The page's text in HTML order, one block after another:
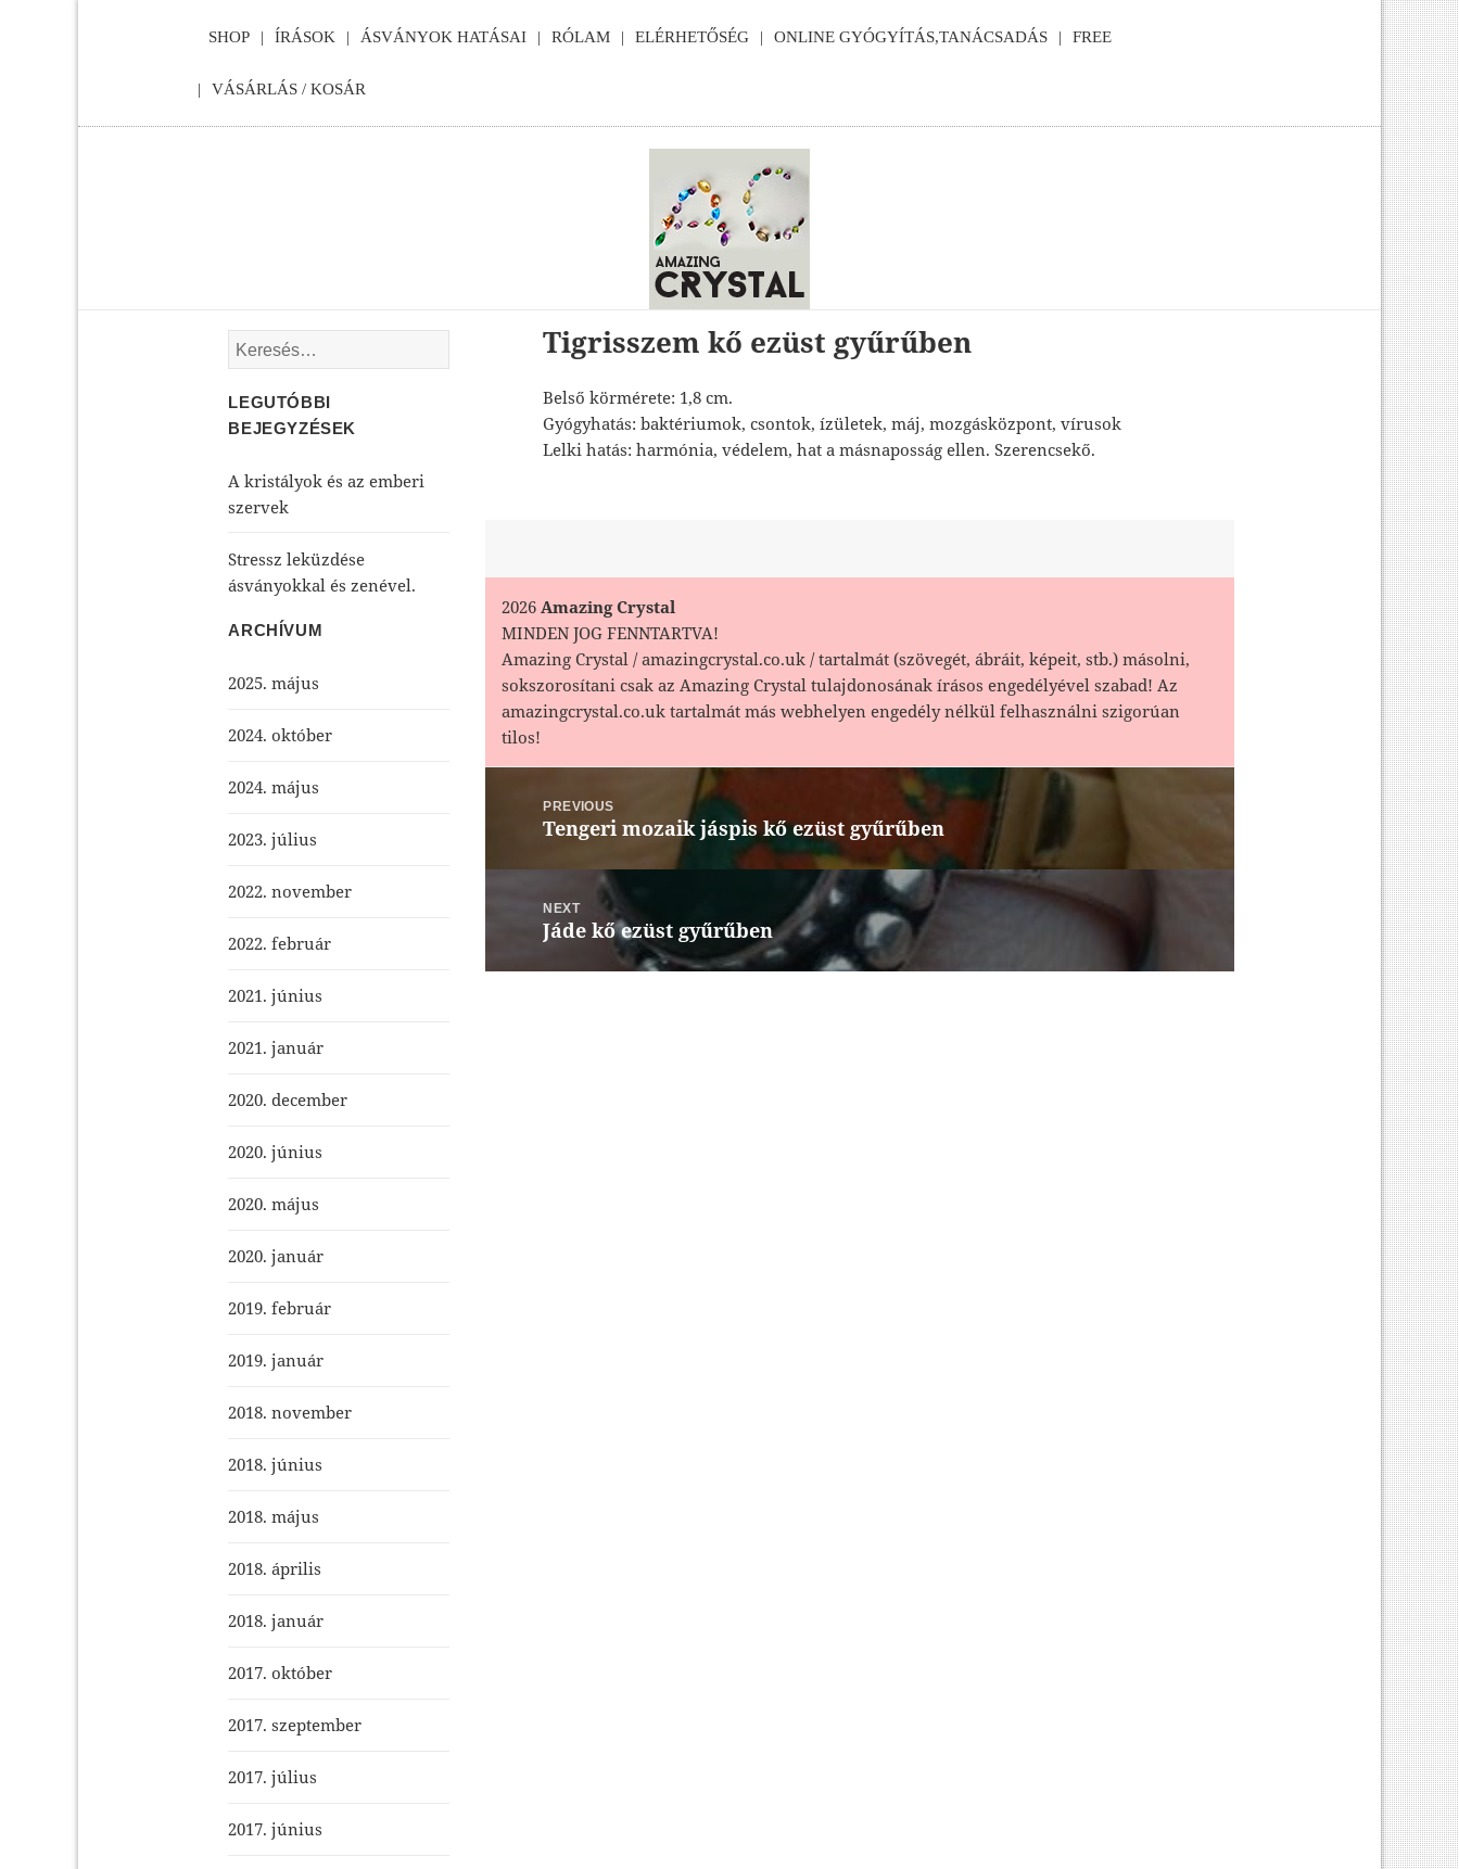
SHOP ÍRÁSOK ÁSVÁNYOK HATÁSAI RÓLAM ELÉRHETŐSÉG ONLINE GYÓGYÍTÁS,TANÁCSADÁS FREE
VÁSÁRLÁS / KOSÁR
Tigrisszem kő ezüst gyűrűben
Belső körmérete: 1,8 cm.
Gyógyhatás: baktériumok, csontok, ízületek, máj, mozgásközpont, vírusok
Lelki hatás: harmónia, védelem, hat a másnaposság ellen. Szerencsekő.
2026 Amazing Crystal
MINDEN JOG FENNTARTVA!
Amazing Crystal / amazingcrystal.co.uk / tartalmát (szövegét, ábráit, képeit, stb.) másolni,
sokszorosítani csak az Amazing Crystal tulajdonosának írásos engedélyével szabad! Az
amazingcrystal.co.uk tartalmát más webhelyen engedély nélkül felhasználni szigorúan
tilos!
navigációPREVIOUS
Previous
Tengeri mozaik jáspis kő ezüst gyűrűben
NEXT
Next
Jáde kő ezüst gyűrűben
Keresés:
LEGUTÓBBI
BEJEGYZÉSEK
A kristályok és az emberi
szervek
Stressz leküzdése
ásványokkal és zenével.
ARCHÍVUM
2025. május
2024. október
2024. május
2023. július
2022. november
2022. február
2021. június
2021. január
2020. december
2020. június
2020. május
2020. január
2019. február
2019. január
2018. november
2018. június
2018. május
2018. április
2018. január
2017. október
2017. szeptember
2017. július
2017. június